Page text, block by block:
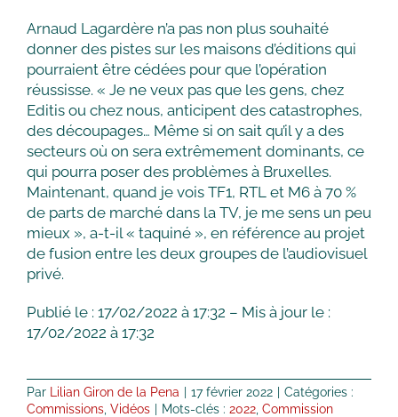
Arnaud Lagardère n’a pas non plus souhaité
donner des pistes sur les maisons d’éditions qui
pourraient être cédées pour que l’opération
réussisse. « Je ne veux pas que les gens, chez
Editis ou chez nous, anticipent des catastrophes,
des découpages… Même si on sait qu’il y a des
secteurs où on sera extrêmement dominants, ce
qui pourra poser des problèmes à Bruxelles.
Maintenant, quand je vois TF1, RTL et M6 à 70 %
de parts de marché dans la TV, je me sens un peu
mieux », a-t-il « taquiné », en référence au projet
de fusion entre les deux groupes de l’audiovisuel
privé.
Publié le : 17/02/2022 à 17:32 – Mis à jour le :
17/02/2022 à 17:32
Par Lilian Giron de la Pena 17 février 2022
Catégories :
Commissions Vidéos Mots-clés : 2022 Commission